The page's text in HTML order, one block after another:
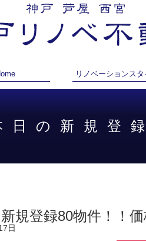
リノベーションスタ
の新規登
規登録80物件！！価
日